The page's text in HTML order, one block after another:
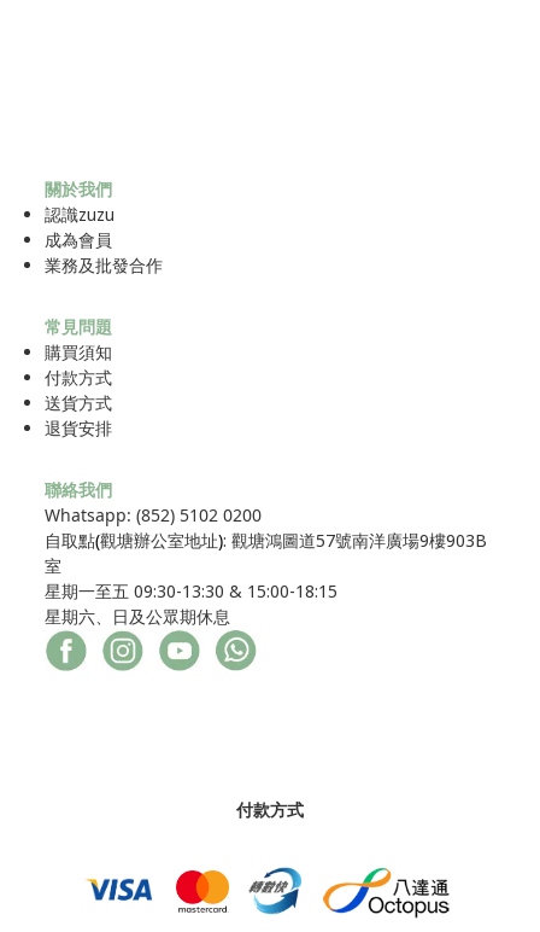
關於我們
認識zuzu
成為會員
業務及批發合作
常見問題
購買須知
付款方式
送貨方式
退貨安排
聯絡我們
Whatsapp: (852) 5102 0200
自取點(觀塘辦公室地址): 觀塘鴻圖道57號南洋廣場9樓903B
室
星期一至五 09:30-13:30 & 15:00-18:15
星期六、日及公眾期休息
付款方式